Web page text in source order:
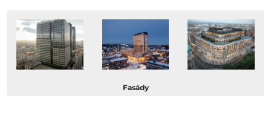
Fasády